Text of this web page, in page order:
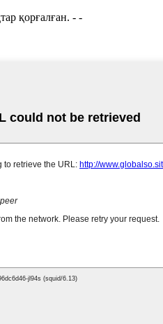
қорғалған. - -